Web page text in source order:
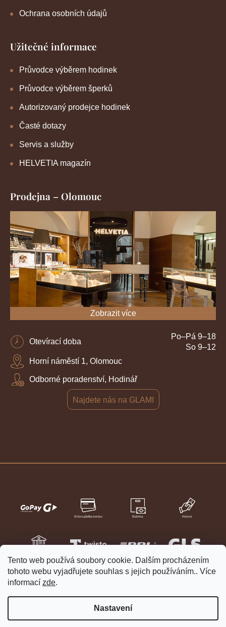
Tento web používá soubory cookie. Dalším procházením
tohoto webu vyjadřujete souhlas s jejich používáním.. Více
informací zde.
Nastavení
Ochrana osobních údajů
Užitečné informace
Průvodce výběrem hodinek
Průvodce výběrem šperků
Autorizovaný prodejce hodinek
Časté dotazy
Servis a služby
HELVETIA magazín
Prodejna – Olomouc
Zobrazit více
Otevírací doba
Po–Pá 9–18
So 9–12
Horní náměstí 1, Olomouc
Odborné poradenství, Hodinář
Najdete nás na GLAMI
Vytvořil Shoptet